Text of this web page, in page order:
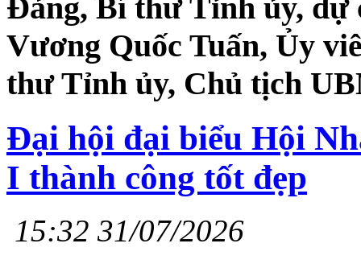
Đảng, Bí thư Tỉnh ủy, dự
Vương Quốc Tuấn, Ủy
thư Tỉnh ủy, Chủ tịch
Đại hội đại biểu Hội
I thành công tốt đẹp
15:32 31/07/2026